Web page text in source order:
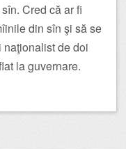
Cred că ar fi
din sîn şi să se
de doi
la guvernare.